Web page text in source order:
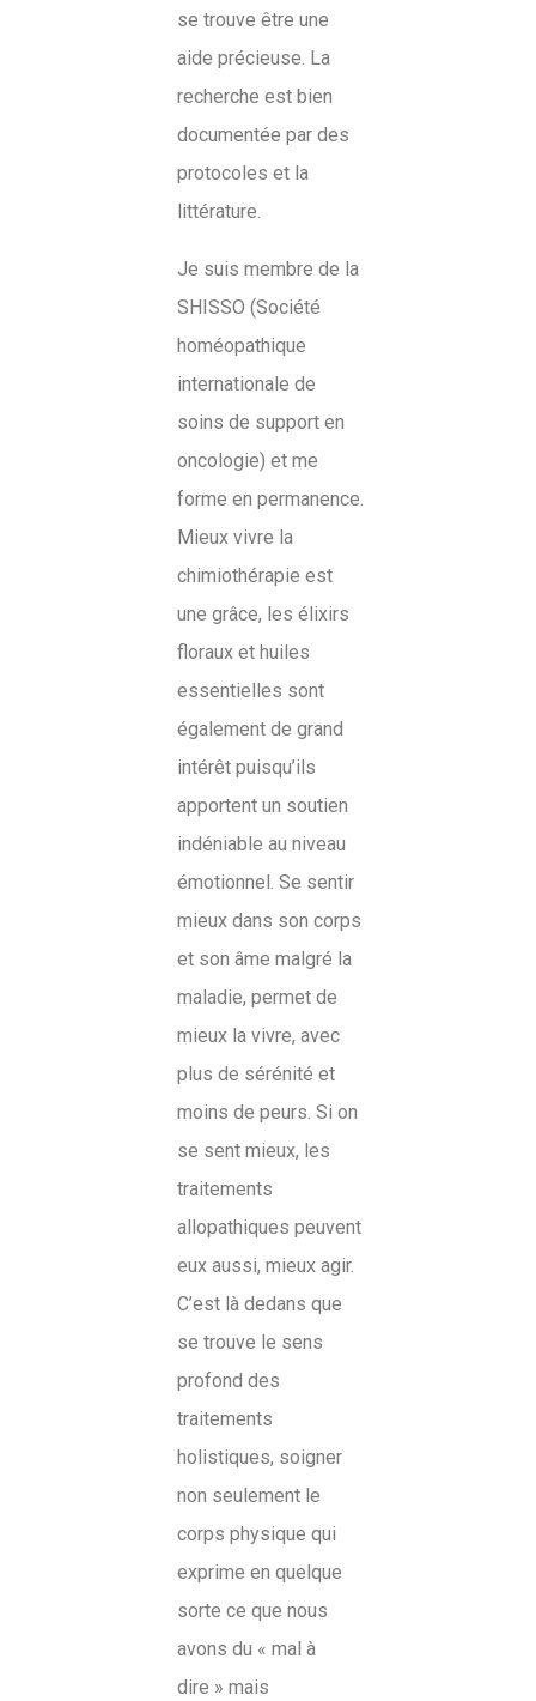
se trouve être une
aide précieuse. La
recherche est bien
documentée par des
protocoles et la
littérature.
Je suis membre de la
SHISSO (Société
homéopathique
internationale de
soins de support en
oncologie) et me
forme en permanence.
Mieux vivre la
chimiothérapie est
une grâce, les élixirs
floraux et huiles
essentielles sont
également de grand
intérêt puisqu’ils
apportent un soutien
indéniable au niveau
émotionnel. Se sentir
mieux dans son corps
et son âme malgré la
maladie, permet de
mieux la vivre, avec
plus de sérénité et
moins de peurs. Si on
se sent mieux, les
traitements
allopathiques peuvent
eux aussi, mieux agir.
C’est là dedans que
se trouve le sens
profond des
traitements
holistiques, soigner
non seulement le
corps physique qui
exprime en quelque
sorte ce que nous
avons du « mal à
dire » mais